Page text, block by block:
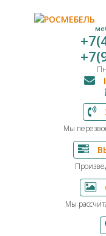
Мы
Мы